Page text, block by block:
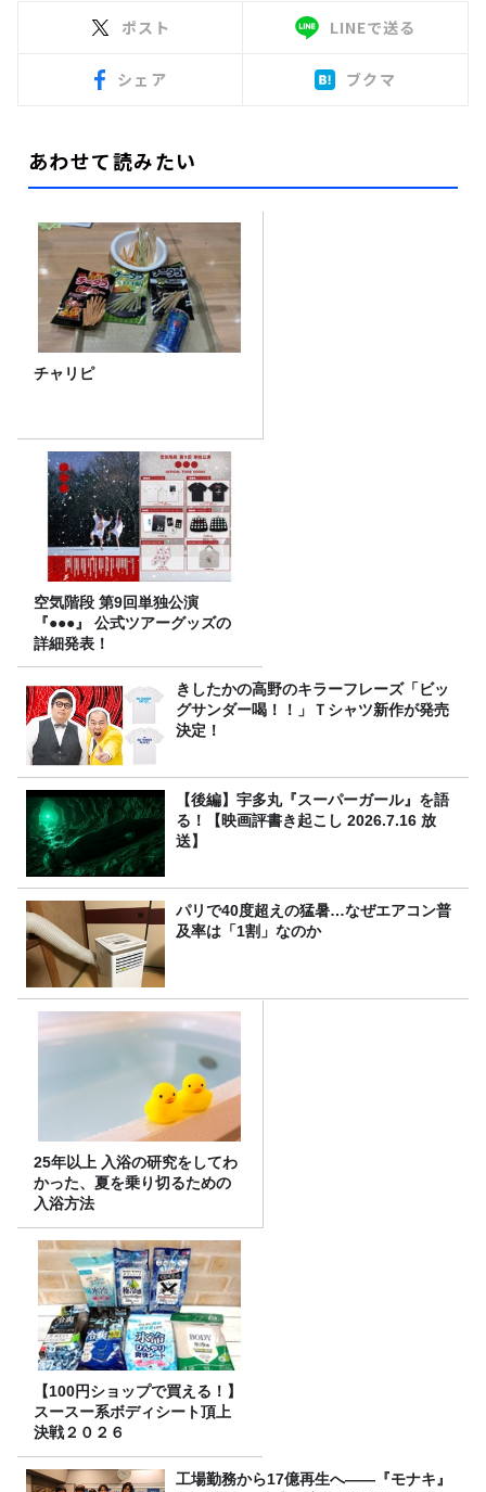
ポスト LINEで送る
シェア ブクマ
あわせて読みたい
チャリピ
空気階段 第9回単独公演
『●●●』 公式ツアーグッズの
詳細発表！
きしたかの高野のキラーフレーズ「ビッ
グサンダー喝！！」Ｔシャツ新作が発売
決定！
【後編】宇多丸『スーパーガール』を語
る！【映画評書き起こし 2026.7.16 放
送】
パリで40度超えの猛暑…なぜエアコン普
及率は「1割」なのか
25年以上 入浴の研究をしてわ
かった、夏を乗り切るための
入浴方法
【100円ショップで買える！】
スースー系ボディシート頂上
決戦２０２６
工場勤務から17億再生へ——『モナキ』